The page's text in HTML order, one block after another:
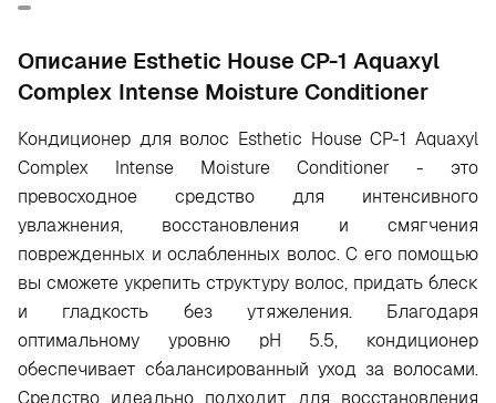
Oписание Esthetic House CP-1 Aquaxyl
Complex Intense Moisture Conditioner
Кондиционер для волос Esthetic House CP-1 Aquaxyl
Complex Intense Moisture Conditioner - это
превосходное средство для интенсивного
увлажнения, восстановления и смягчения
поврежденных и ослабленных волос. С его помощью
вы сможете укрепить структуру волос, придать блеск
и гладкость без утяжеления. Благодаря
оптимальному уровню pH 5.5, кондиционер
обеспечивает сбалансированный уход за волосами.
Средство идеально подходит для восстановления